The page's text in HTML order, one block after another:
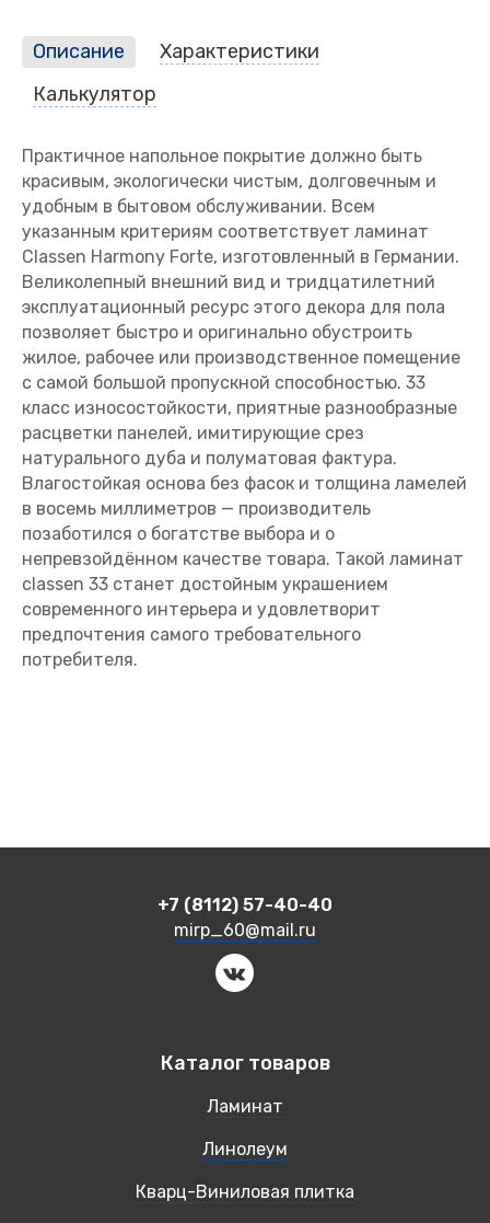
Описание
Характеристики
Калькулятор
Практичное напольное покрытие должно быть
красивым, экологически чистым, долговечным и
удобным в бытовом обслуживании. Всем
указанным критериям соответствует ламинат
Classen Harmony Forte, изготовленный в Германии.
Великолепный внешний вид и тридцатилетний
эксплуатационный ресурс этого декора для пола
позволяет быстро и оригинально обустроить
жилое, рабочее или производственное помещение
с самой большой пропускной способностью. 33
класс износостойкости, приятные разнообразные
расцветки панелей, имитирующие срез
натурального дуба и полуматовая фактура.
Влагостойкая основа без фасок и толщина ламелей
в восемь миллиметров — производитель
позаботился о богатстве выбора и о
непревзойдённом качестве товара. Такой ламинат
classen 33 станет достойным украшением
современного интерьера и удовлетворит
предпочтения самого требовательного
потребителя.
+7 (8112) 57-40-40
mirp_60@mail.ru
Каталог товаров
Ламинат
Линолеум
Кварц-Виниловая плитка